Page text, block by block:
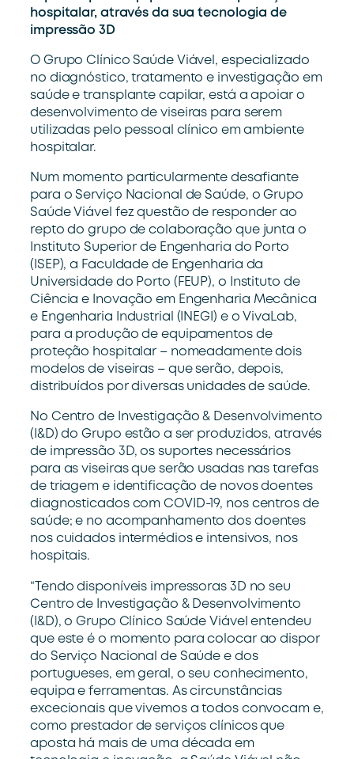
hospitalar, através da sua tecnologia de
impressão 3D
O Grupo Clínico Saúde Viável, especializado
no diagnóstico, tratamento e investigação em
saúde e transplante capilar, está a apoiar o
desenvolvimento de viseiras para serem
utilizadas pelo pessoal clínico em ambiente
hospitalar.
Num momento particularmente desafiante
para o Serviço Nacional de Saúde, o Grupo
Saúde Viável fez questão de responder ao
repto do grupo de colaboração que junta o
Instituto Superior de Engenharia do Porto
(ISEP), a Faculdade de Engenharia da
Universidade do Porto (FEUP), o Instituto de
Ciência e Inovação em Engenharia Mecânica
e Engenharia Industrial (INEGI) e o VivaLab,
para a produção de equipamentos de
proteção hospitalar – nomeadamente dois
modelos de viseiras – que serão, depois,
distribuídos por diversas unidades de saúde.
No Centro de Investigação & Desenvolvimento
(I&D) do Grupo estão a ser produzidos, através
de impressão 3D, os suportes necessários
para as viseiras que serão usadas nas tarefas
de triagem e identificação de novos doentes
diagnosticados com COVID-19, nos centros de
saúde; e no acompanhamento dos doentes
nos cuidados intermédios e intensivos, nos
hospitais.
“Tendo disponíveis impressoras 3D no seu
Centro de Investigação & Desenvolvimento
(I&D), o Grupo Clínico Saúde Viável entendeu
que este é o momento para colocar ao dispor
do Serviço Nacional de Saúde e dos
portugueses, em geral, o seu conhecimento,
equipa e ferramentas. As circunstâncias
excecionais que vivemos a todos convocam e,
como prestador de serviços clínicos que
aposta há mais de uma década em